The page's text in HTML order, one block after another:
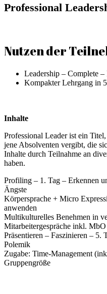
Professional
Nutzen der
Leadership – Complete –
Kompakter Lehrgang in
Inhalte
Professional Leader ist ein
jene Absolventen vergibt, die
Inhalte durch Teilnahme an
haben.
Profiling – 1. Tag – Erkennen
Ängste
Körpersprache + Micro
anwenden
Multikulturelles Benehmen in
Mitarbeitergespräche inkl.
Präsentieren – Faszinieren – 5.
Polemik
Zugabe: Time-Management
Gruppengröße